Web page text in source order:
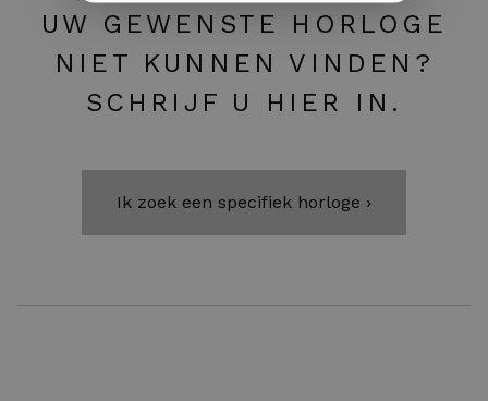
UW GEWENSTE HORLOGE
NIET KUNNEN VINDEN?
SCHRIJF U HIER IN.
Ik zoek een specifiek horloge ›